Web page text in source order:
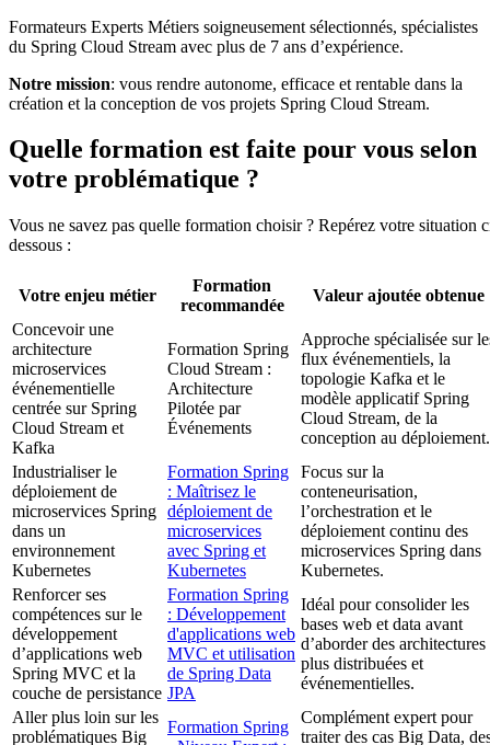
Formateurs Experts Métiers soigneusement sélectionnés, spécialistes
du Spring Cloud Stream avec plus de 7 ans d’expérience.
Notre mission: vous rendre autonome, efficace et rentable dans la
création et la conception de vos projets Spring Cloud Stream.
Quelle formation est faite pour vous selon
votre problématique ?
Vous ne savez pas quelle formation choisir ? Repérez votre situation
dessous :
Votre enjeu métier
Formation
recommandée
Valeur ajoutée obtenue
Concevoir une
architecture
microservices
événementielle
centrée sur Spring
Cloud Stream et
Kafka
Formation Spring
Cloud Stream :
Architecture
Pilotée par
Événements
Approche spécialisée sur
flux événementiels, la
topologie Kafka et le
modèle applicatif Spring
Cloud Stream, de la
conception au déploiement.
Industrialiser le
déploiement de
microservices Spring
dans un
environnement
Kubernetes
Formation Spring
: Maîtrisez le
déploiement de
microservices
avec Spring et
Kubernetes
Focus sur la
conteneurisation,
l’orchestration et le
déploiement continu des
microservices Spring dans
Kubernetes.
Renforcer ses
compétences sur le
développement
d’applications web
Spring MVC et la
couche de persistance
Formation Spring
: Développement
d'applications web
MVC et utilisation
de Spring Data
JPA
Idéal pour consolider les
bases web et data avant
d’aborder des architectures
plus distribuées et
événementielles.
Aller plus loin sur les
problématiques Big
Formation Spring
Complément expert pour
traiter des cas Big Data,